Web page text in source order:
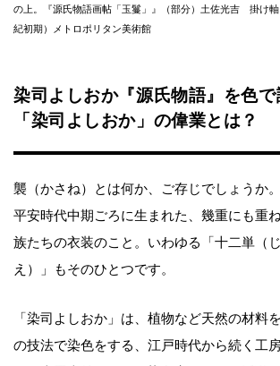
の上。『源氏物語画帖「玉鬘」』（部分）土佐光吉 掛け
紀初期）メトロポリタン美術館
染司よしおか『源氏物語』を色
「染司よしおか」の偉業とは？
襲（かさね）とは何か、ご存じでしょうか。
平安時代中期ごろに生まれた、幾重にも重
族たちの衣装のこと。いわゆる「十二単（
え）」もそのひとつです。
「染司よしおか」は、植物など天然の材料
の技法で染色をする、江戸時代から続く工